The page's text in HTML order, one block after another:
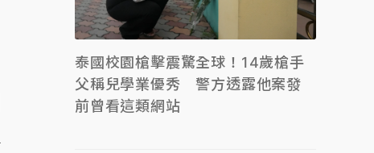
泰國校園槍擊震驚全球！14歲槍手
父稱兒學業優秀 警方透露他案發
前曾看這類網站